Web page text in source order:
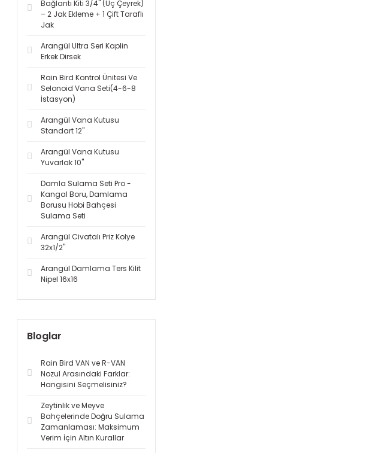
Bağlantı Kiti 3/4'' (Üç Çeyrek)
– 2 Jak Ekleme + 1 Çift Taraflı
Jak
Arangül Ultra Seri Kaplin
Erkek Dirsek
Rain Bird Kontrol Ünitesi Ve
Selonoid Vana Seti(4-6-8
İstasyon)
Arangül Vana Kutusu
Standart 12''
Arangül Vana Kutusu
Yuvarlak 10''
Damla Sulama Seti Pro -
Kangal Boru, Damlama
Borusu Hobi Bahçesi
Sulama Seti
Arangül Civatalı Priz Kolye
32x1/2''
Arangül Damlama Ters Kilit
Nipel 16x16
Bloglar
Rain Bird VAN ve R-VAN
Nozul Arasındaki Farklar:
Hangisini Seçmelisiniz?
Zeytinlik ve Meyve
Bahçelerinde Doğru Sulama
Zamanlaması: Maksimum
Verim İçin Altın Kurallar